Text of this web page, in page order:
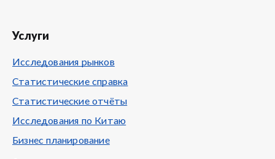
Услуги
Исследования рынков
Статистические справка
Статистические отчёты
Исследования по Китаю
Бизнес планирование